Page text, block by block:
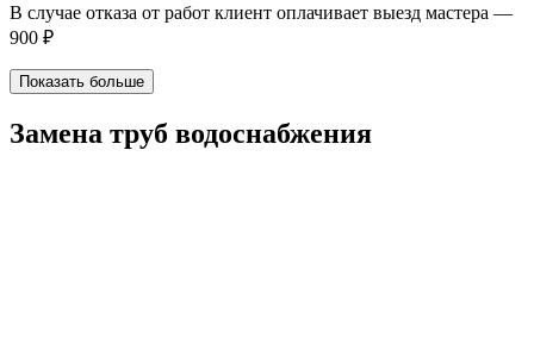
В случае отказа от работ клиент оплачивает выезд мастера —
900 ₽
Показать больше
Замена труб водоснабжения